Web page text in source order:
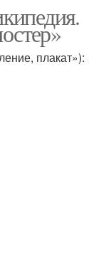
плакат»):